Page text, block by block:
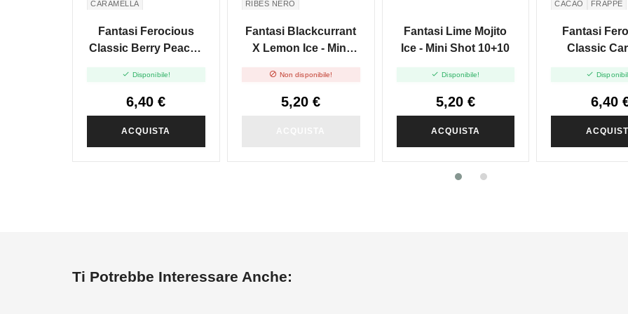
CARAMELLA
Fantasi Ferocious
Classic Berry Peach -
 Disponibile!
6,40 €
ACQUISTA
RIBES NERO
Fantasi Blackcurrant
X Lemon Ice - Mini
 Non disponibile!
5,20 €
Fantasi Lime Mojito
Ice - Mini Shot 10+10
 Disponibile!
5,20 €
ACQUISTA
CACAO
FRAPPÈ
Fantasi
Classic
Shot

6,40
Ti Potrebbe Interessare Anche: